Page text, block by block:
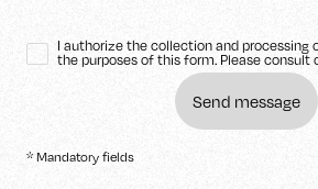
I authorize the collection and processing
the purposes of this form. Please consult
* Mandatory fields